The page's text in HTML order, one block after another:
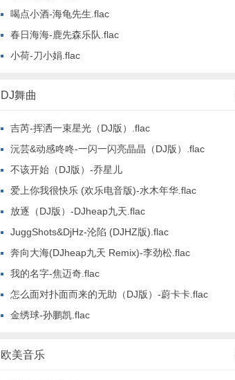
喝点小酒-海龟先生.flac
春日海海-鹿先森乐队.flac
小荷-刀小娟.flac
DJ舞曲
吉芮-挥洒一束星光（DJ版）.flac
沅芸&动感咚咚-一闪一闪亮晶晶（DJ版）.flac
不该开始（DJ版）-乔星儿
爱上你我很快乐 (欢乐电音版)-水木年华.flac
放逐（DJ版）-DJheap九天.flac
JuggShots&DjHz-沦陷 (DJHZ版).flac
奔向大海(DJheap九天 Remix)-李劲松.flac
我的名字-焦迈奇.flac
怎么面对扑面而来的无助（DJ版）-蔚卡卡.flac
金绣球-孙鹏凯.flac
欧美音乐